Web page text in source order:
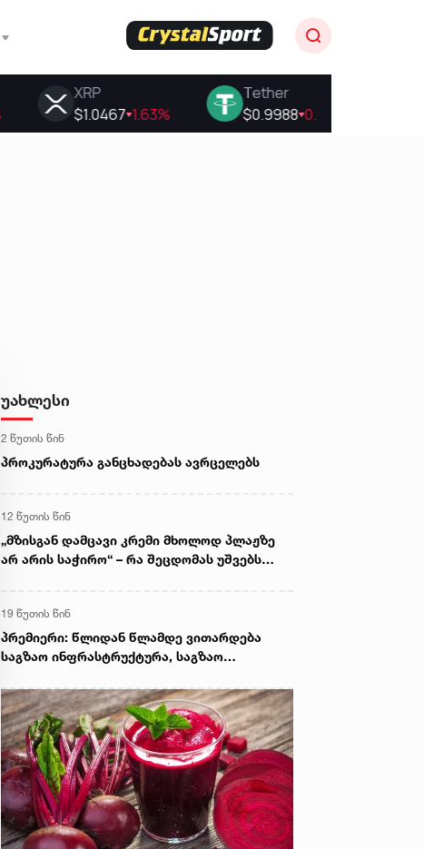
უახლესი
2 წუთის წინ
პროკურატურა განცხადებას ავრცელებს
12 წუთის წინ
„მზისგან დამცავი კრემი მხოლოდ პლაჟზე
არ არის საჭირო“ – რა შეცდომას უშვებს
19 წუთის წინ
პრემიერი: წლიდან წლამდე ვითარდება
საგზაო ინფრასტრუქტურა, საგზაო
მოგვცემს საშუალებას, ბევრად უფრო
ავამაღლოთ უსაფრთხოების ხარისხი
საქართველოს გზებზე, ამას სჭირდება
თანმიმდევრული მიდგომა